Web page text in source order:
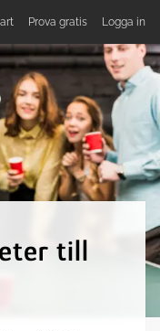
Prova gratis Logga in
till